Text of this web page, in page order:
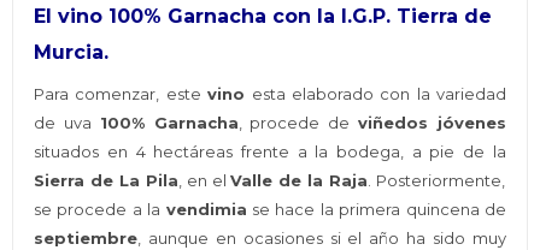
El vino 100% Garnacha con la I.G.P. Tierra de
Murcia.
Para comenzar, estevino esta elaborado con la variedad
de uva 100% Garnacha, procede deviñedos jóvenes
situados en 4 hectáreas frente a la bodega, a pie de la
Sierra de La Pila, en elValle de la Raja. Posteriormente,
se procede a la vendimia se hace la primera quincena de
septiembre, aunque en ocasiones si el año ha sido muy